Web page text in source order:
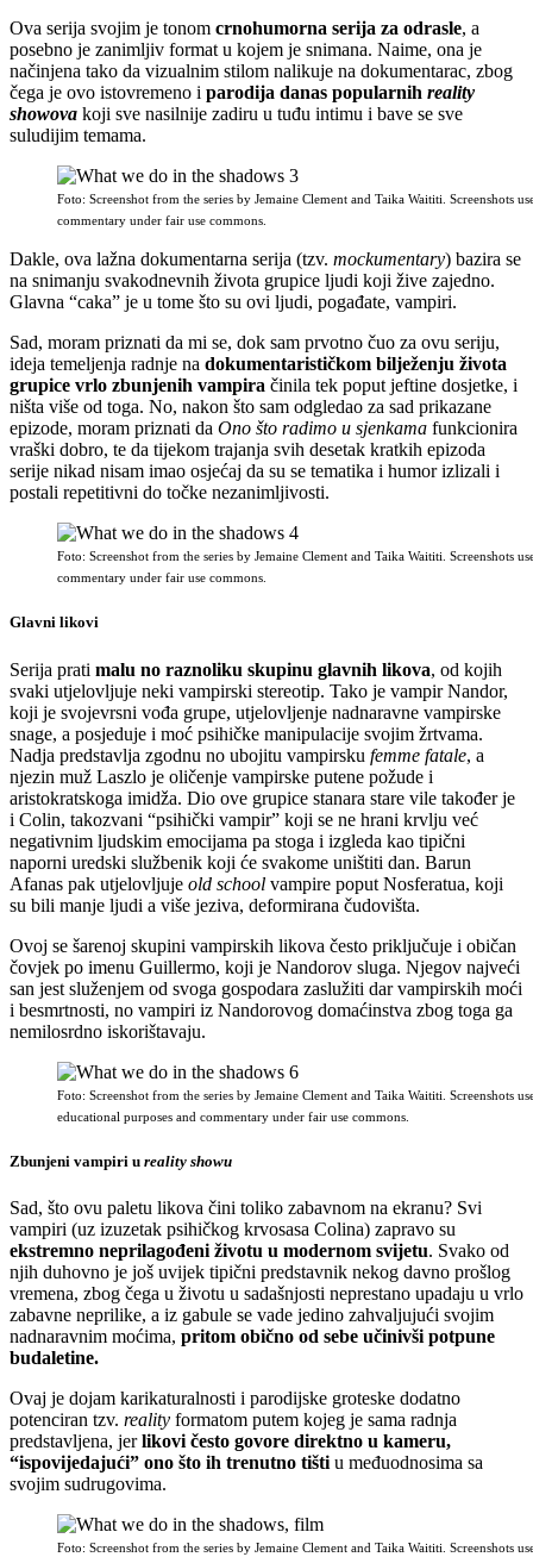
Ova serija svojim je tonom crnohumorna serija za odrasle, a
posebno je zanimljiv format u kojem je snimana. Naime, ona je
načinjena tako da vizualnim stilom nalikuje na dokumentarac, zbog
čega je ovo istovremeno i parodija danas popularnih reality
showova koji sve nasilnije zadiru u tuđu intimu i bave se sve
suludijim temama.
Foto: Screenshot from the series by Jemaine Clement and Taika Waititi.
commentary under fair use commons.
Dakle, ova lažna dokumentarna serija (tzv. mockumentary) bazira se
na snimanju svakodnevnih života grupice ljudi koji žive zajedno.
Glavna “caka” je u tome što su ovi ljudi, pogađate, vampiri.
Sad, moram priznati da mi se, dok sam prvotno čuo za ovu seriju,
ideja temeljenja radnje na dokumentarističkom bilježenju života
grupice vrlo zbunjenih vampira činila tek poput jeftine dosjetke, i
ništa više od toga. No, nakon što sam odgledao za sad prikazane
epizode, moram priznati da Ono što radimo u sjenkama funkcionira
vraški dobro, te da tijekom trajanja svih desetak kratkih epizoda
serije nikad nisam imao osjećaj da su se tematika i humor izlizali i
postali repetitivni do točke nezanimljivosti.
Foto: Screenshot from the series by Jemaine Clement and Taika Waititi.
commentary under fair use commons.
Glavni likovi
Serija prati malu no raznoliku skupinu glavnih likova, od kojih
svaki utjelovljuje neki vampirski stereotip. Tako je vampir Nandor,
koji je svojevrsni vođa grupe, utjelovljenje nadnaravne vampirske
snage, a posjeduje i moć psihičke manipulacije svojim žrtvama.
Nadja predstavlja zgodnu no ubojitu vampirsku femme fatale, a
njezin muž Laszlo je oličenje vampirske putene požude i
aristokratskoga imidža. Dio ove grupice stanara stare vile također je
i Colin, takozvani “psihički vampir” koji se ne hrani krvlju već
negativnim ljudskim emocijama pa stoga i izgleda kao tipični
naporni uredski službenik koji će svakome uništiti dan. Barun
Afanas pak utjelovljuje old school vampire poput Nosferatua, koji
su bili manje ljudi a više jeziva, deformirana čudovišta.
Ovoj se šarenoj skupini vampirskih likova često priključuje i običan
čovjek po imenu Guillermo, koji je Nandorov sluga. Njegov najveći
san jest služenjem od svoga gospodara zaslužiti dar vampirskih moći
i besmrtnosti, no vampiri iz Nandorovog domaćinstva zbog toga ga
nemilosrdno iskorištavaju.
Foto: Screenshot from the series by Jemaine Clement and Taika Waititi.
educational purposes and commentary under fair use commons.
Zbunjeni vampiri u reality showu
Sad, što ovu paletu likova čini toliko zabavnom na ekranu? Svi
vampiri (uz izuzetak psihičkog krvosasa Colina) zapravo su
ekstremno neprilagođeni životu u modernom svijetu. Svako od
njih duhovno je još uvijek tipični predstavnik nekog davno prošlog
vremena, zbog čega u životu u sadašnjosti neprestano upadaju u vrlo
zabavne neprilike, a iz gabule se vade jedino zahvaljujući svojim
nadnaravnim moćima, pritom obično od sebe učinivši potpune
budaletine.
Ovaj je dojam karikaturalnosti i parodijske groteske dodatno
potenciran tzv. reality formatom putem kojeg je sama radnja
predstavljena, jerlikovi često govore direktno u kameru,
“ispovijedajući” ono što ih trenutno tišti u međuodnosima sa
svojim sudrugovima.
Foto: Screenshot from the series by Jemaine Clement and Taika Waititi.